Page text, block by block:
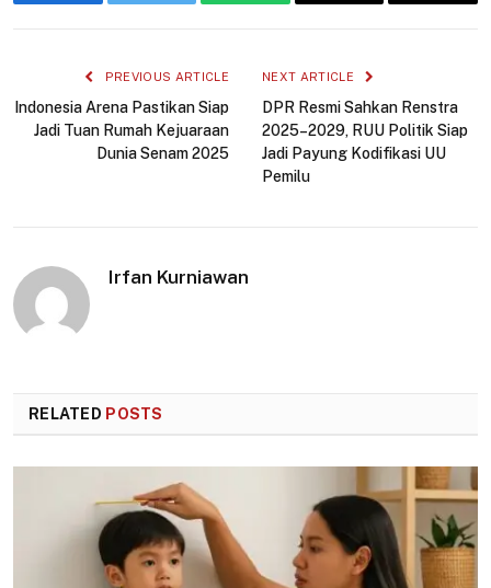
PREVIOUS ARTICLE
Indonesia Arena Pastikan Siap
Jadi Tuan Rumah Kejuaraan
Dunia Senam 2025
NEXT ARTICLE
DPR Resmi Sahkan Renstra
2025–2029, RUU Politik Siap
Jadi Payung Kodifikasi UU
Pemilu
Irfan Kurniawan
RELATED POSTS